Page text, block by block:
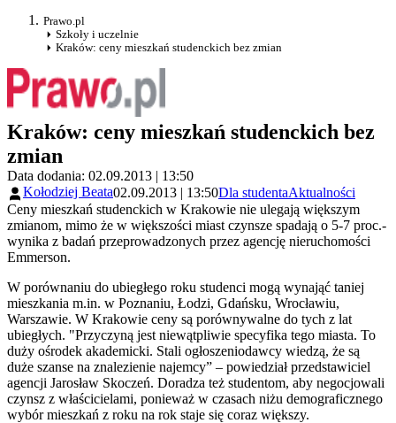
Prawo.pl
Szkoły i uczelnie
Kraków: ceny mieszkań studenckich bez zmian
Kraków: ceny mieszkań studenckich bez
zmian
Data dodania: 02.09.2013 | 13:50
Kołodziej Beata02.09.2013 | 13:50Dla studentaAktualności
Ceny mieszkań studenckich w Krakowie nie ulegają większym
zmianom, mimo że w większości miast czynsze spadają o 5-7 proc.-
wynika z badań przeprowadzonych przez agencję nieruchomości
Emmerson.
W porównaniu do ubiegłego roku studenci mogą wynająć taniej
mieszkania m.in. w Poznaniu, Łodzi, Gdańsku, Wrocławiu,
Warszawie. W Krakowie ceny są porównywalne do tych z lat
ubiegłych. "Przyczyną jest niewątpliwie specyfika tego miasta. To
duży ośrodek akademicki. Stali ogłoszeniodawcy wiedzą, że są
duże szanse na znalezienie najemcy” – powiedział przedstawiciel
agencji Jarosław Skoczeń. Doradza też studentom, aby negocjowali
czynsz z właścicielami, ponieważ w czasach niżu demograficznego
wybór mieszkań z roku na rok staje się coraz większy.